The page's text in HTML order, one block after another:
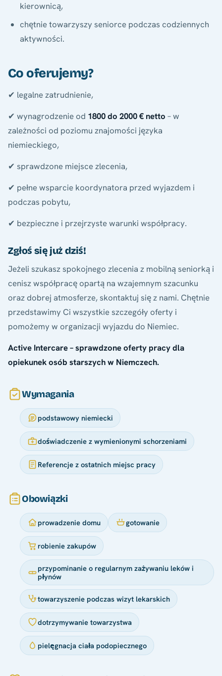
kierownicą,
chętnie towarzyszy seniorce podczas codziennych
aktywności.
Co oferujemy?
✔ legalne zatrudnienie,
✔ wynagrodzenie od 1800 do 2000 € netto – w
zależności od poziomu znajomości języka
niemieckiego,
✔ sprawdzone miejsce zlecenia,
✔ pełne wsparcie koordynatora przed wyjazdem i
podczas pobytu,
✔ bezpieczne i przejrzyste warunki współpracy.
Zgłoś się już dziś!
Jeżeli szukasz spokojnego zlecenia z mobilną seniorką i
cenisz współpracę opartą na wzajemnym szacunku
oraz dobrej atmosferze, skontaktuj się z nami. Chętnie
przedstawimy Ci wszystkie szczegóły oferty i
pomożemy w organizacji wyjazdu do Niemiec.
Active Intercare – sprawdzone oferty pracy dla
opiekunek osób starszych w Niemczech.
Wymagania
podstawowy niemiecki
doświadczenie z wymienionymi schorzeniami
Referencje z ostatnich miejsc pracy
Obowiązki
prowadzenie domu gotowanie
robienie zakupów
przypominanie o regularnym zażywaniu leków i
płynów
towarzyszenie podczas wizyt lekarskich
dotrzymywanie towarzystwa
pielęgnacja ciała podopiecznego